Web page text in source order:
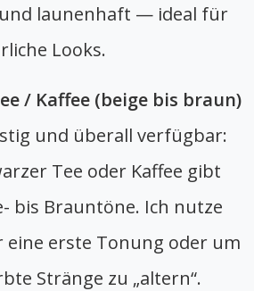
launenhaft — ideal für
Looks.
/ Kaffee (beige bis braun)
und überall verfügbar:
Tee oder Kaffee gibt
bis Brauntöne. Ich nutze
eine erste Tonung oder um
Stränge zu „altern“.